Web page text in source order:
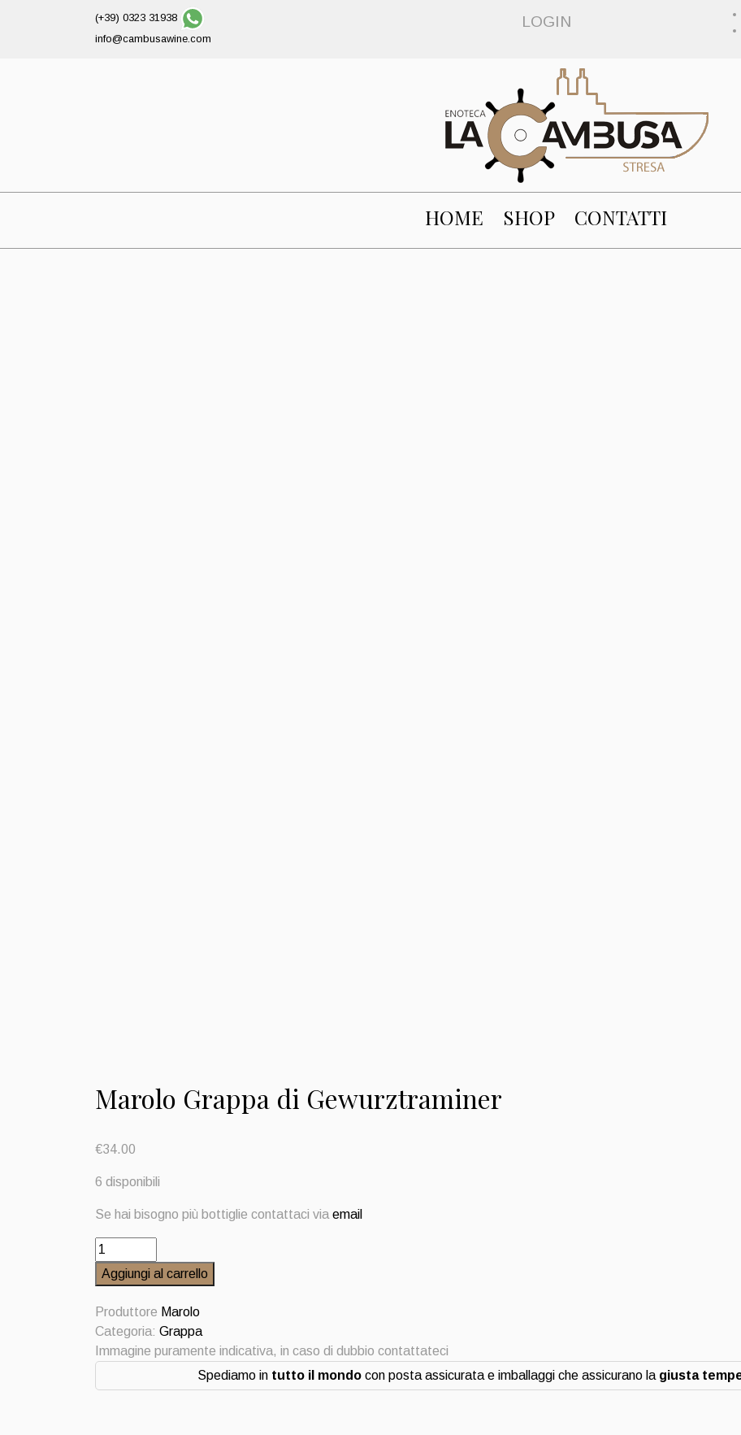
(+39) 0323 31938
info@cambusawine.com
LOGIN
HOME SHOP CONTATTI
Marolo Grappa di Gewurztraminer
€34.00
6 disponibili
Se hai bisogno più bottiglie contattaci via email
Marolo
Grappa
di
Gewurztraminer
quantità
Aggiungi al carrello
Produttore Marolo
Categoria: Grappa
Immagine puramente indicativa, in caso di dubbio contattateci
Spediamo in tutto il mondocon posta assicurata e imballaggi che assicurano la giusta